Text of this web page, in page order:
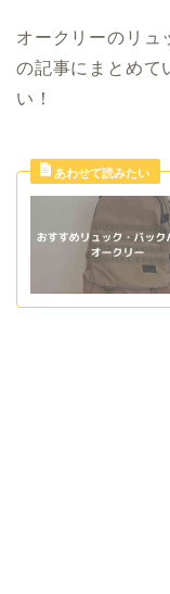
オークリーのリュ
の記事にまとめて
い！